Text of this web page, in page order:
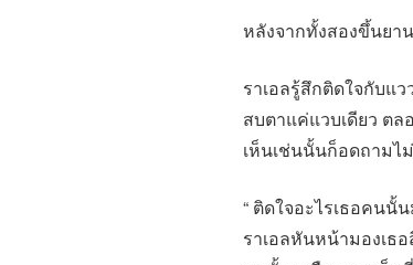
หลังจากทั้งสองขึ้นยา
ราเอลรู้สึกติดใจกับแ
สบตาแค่แวบเดียว ต
เห็นเช่นนั้นก็อดถามไ
“ ติดใจอะไรเธอคนนั้
ราเอลหันหน้ามองเธ